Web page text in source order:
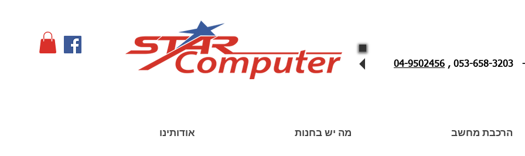
,
04-9502456
אודותינו מה יש בחנות הרכבת מחשב